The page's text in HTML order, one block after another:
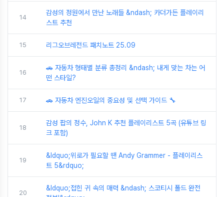
14
감성의 정원에서 만난 노래들 &ndash; 카더가든 플레이리
스트 추천
15 리그오브레전드 패치노트 25.09
16
🚗 자동차 형태별 분류 총정리 &ndash; 내게 맞는 차는 어
떤 스타일?
17 🚗 자동차 엔진오일의 중요성 및 선택 가이드 🔧
18
감성 팝의 정수, John K 추천 플레이리스트 5곡 (유튜브 링
크 포함)
19
&ldquo;위로가 필요할 땐 Andy Grammer - 플레이리스
트 5&rdquo;
20
&ldquo;접힌 귀 속의 매력 &ndash; 스코티시 폴드 완전